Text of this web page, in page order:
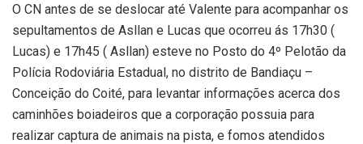
O CN antes de se deslocar até Valente para acompanhar os
sepultamentos de Asllan e Lucas que ocorreu ás 17h30 (
Lucas) e 17h45 ( Asllan) esteve no Posto do 4º Pelotão da
Polícia Rodoviária Estadual, no distrito de Bandiaçu –
Conceição do Coité, para levantar informações acerca dos
caminhões boiadeiros que a corporação possuia para
realizar captura de animais na pista, e fomos atendidos